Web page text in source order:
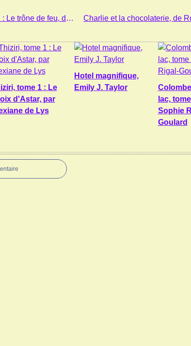
Chroniques des Kane, t2 : Le trône de feu, de Rick Riordan
tome 1 : Le
d'Astar, par
de Lys
Hotel magnifique,
Emily J. Taylor
lac,
Sophie
Goulard